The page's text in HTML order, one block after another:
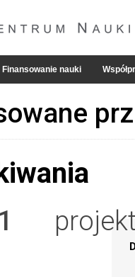
Finansowanie nauki
1